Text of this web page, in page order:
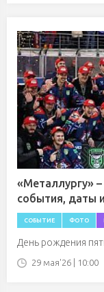
«Металлургу»
события, даты
СОБЫТИЕ ФОТО
День рождения
29 мая'26 | 10:00